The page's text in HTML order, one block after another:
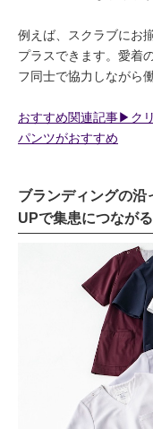
例えば、スクラブにお
プラスできます。愛着
フ同士で協力しながら
おすすめ関連記事▶︎ク
パンツがおすすめ
ブランディングの沿
UPで集患につながる